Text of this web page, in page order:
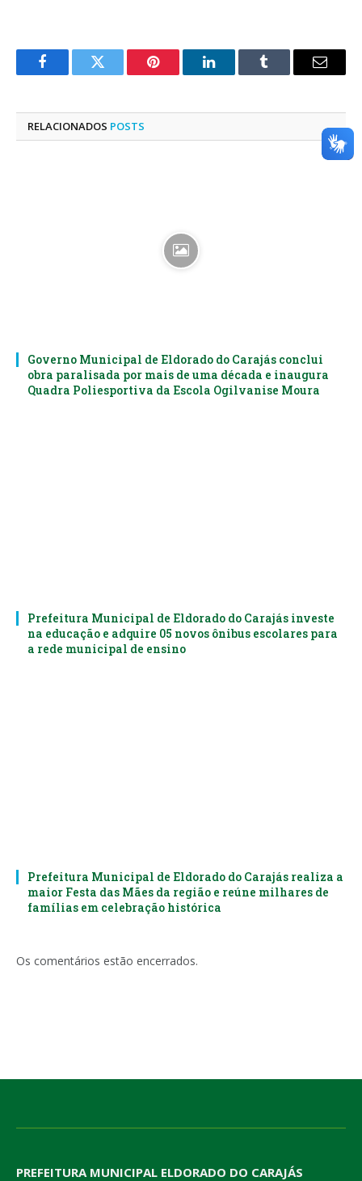
FacebookTwitter Pinterest LinkedInTumblr
E-
RELACIONADOS POSTS
Governo Municipal de Eldorado do Carajás conclui
obra paralisada por mais de uma década e inaugura
Quadra Poliesportiva da Escola Ogilvanise Moura
Prefeitura Municipal de Eldorado do Carajás investe
na educação e adquire 05 novos ônibus escolares para
a rede municipal de ensino
Prefeitura Municipal de Eldorado do Carajás realiza a
maior Festa das Mães da região e reúne milhares de
famílias em celebração histórica
Os comentários estão encerrados.
PREFEITURA MUNICIPAL ELDORADO DO CARAJÁS